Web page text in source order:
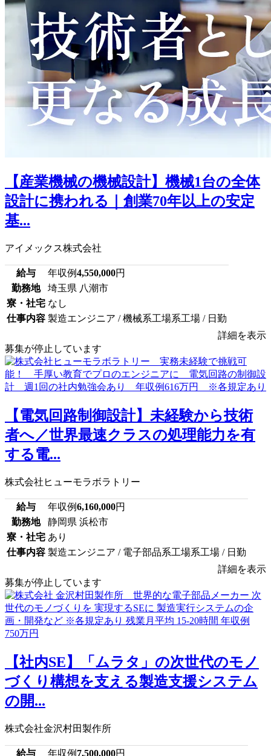
【産業機械の機械設計】機械1台の全体
設計に携われる｜創業70年以上の安定
基...
アイメックス株式会社
給与 年収例4,550,000円
勤務地
埼玉県 八潮市
寮・社宅 なし
仕事内容 製造エンジニア / 機械系工場系工場 / 日勤
詳細を表示
募集が停止しています
【電気回路制御設計】未経験から技術
者へ／世界最速クラスの処理能力を有
する電...
株式会社ヒューモラボラトリー
給与 年収例6,160,000円
勤務地
静岡県 浜松市
寮・社宅 あり
仕事内容 製造エンジニア / 電子部品系工場系工場 / 日勤
詳細を表示
募集が停止しています
【社内SE】「ムラタ」の次世代のモノ
づくり構想を支える製造支援システム
の開...
株式会社金沢村田製作所
給与 年収例 7,500,000円